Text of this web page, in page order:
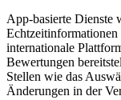
App-basierte Dienste
Echtzeitinformationen
internationale
Bewertungen
Stellen wie das
Änderungen in der